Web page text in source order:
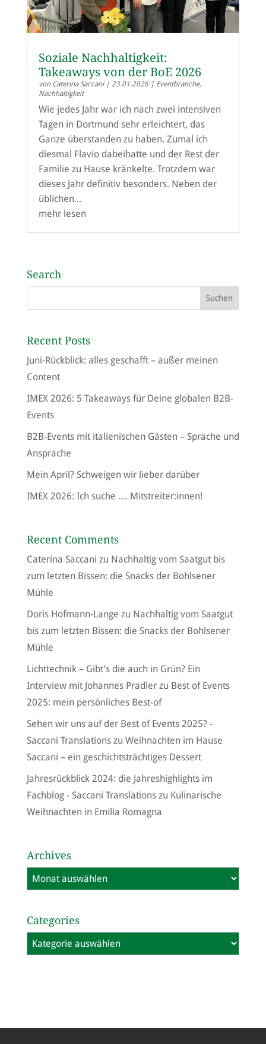
Soziale Nachhaltigkeit:
Takeaways von der BoE 2026
von Caterina Saccani| 23.01.2026| Eventbranche,
Nachhaltigkeit
Wie jedes Jahr war ich nach zwei intensiven
Tagen in Dortmund sehr erleichtert, das
Ganze überstanden zu haben. Zumal ich
diesmal Flavio dabeihatte und der Rest der
Familie zu Hause kränkelte. Trotzdem war
dieses Jahr definitiv besonders. Neben der
üblichen...
mehr lesen
Search
Recent Posts
Juni-Rückblick: alles geschafft – außer meinen
Content
IMEX 2026: 5 Takeaways für Deine globalen B2B-
Events
B2B-Events mit italienischen Gästen – Sprache und
Ansprache
Mein April? Schweigen wir lieber darüber
IMEX 2026: Ich suche … Mitstreiter:innen!
Recent Comments
Caterina Saccani zu Nachhaltig vom Saatgut bis
zum letzten Bissen: die Snacks der Bohlsener
Mühle
Doris Hofmann-Lange zu Nachhaltig vom Saatgut
bis zum letzten Bissen: die Snacks der Bohlsener
Mühle
Lichttechnik – Gibt’s die auch in Grün? Ein
Interview mit Johannes Pradlerzu Best of Events
2025: mein persönliches Best-of
Sehen wir uns auf der Best of Events 2025? -
Saccani Translationszu Weihnachten im Hause
Saccani – ein geschichtsträchtiges Dessert
Jahresrückblick 2024: die Jahreshighlights im
Fachblog - Saccani Translationszu Kulinarische
Weihnachten in Emilia Romagna
Archives
Archives
Categories
Categories